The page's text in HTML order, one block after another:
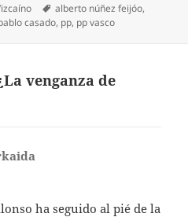
Etiquetas
alberto núñez feijóo,
casado, pp, pp vasco
venganza de
ha seguido al pié de la